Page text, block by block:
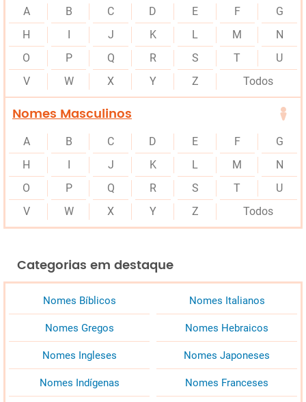
A B C D E F
G
H
J K L M
N
O
P Q R S T
U
V
W X Y Z Todos
Nomes Masculinos
A B C D E F
G
H
J K L M
N
O
P Q R S T
U
V
W X Y Z Todos
Categorias em destaque
Nomes Bíblicos Nomes Italianos
Nomes Gregos Nomes Hebraicos
Nomes Ingleses Nomes Japoneses
Nomes Indígenas Nomes Franceses